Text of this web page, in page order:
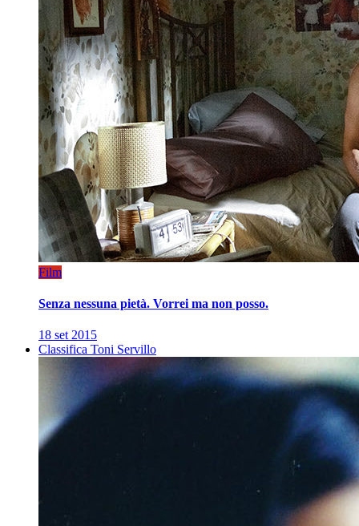
Film
Senza nessuna pietà. Vorrei ma non posso.
18 set 2015
Classifica Toni Servillo